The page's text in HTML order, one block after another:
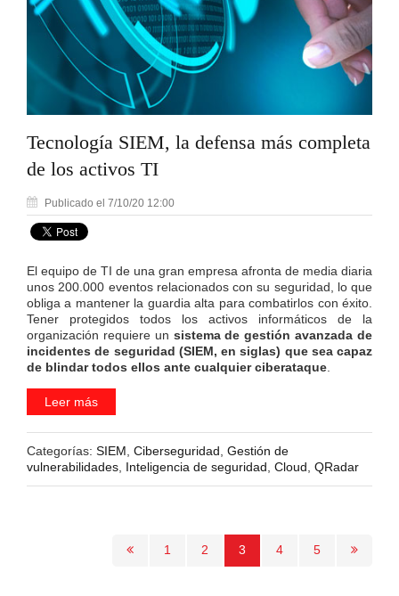
Tecnología SIEM, la defensa más completa
de los activos TI
Publicado el 7/10/20 12:00
El equipo de TI de una gran empresa afronta de media diaria
unos 200.000 eventos relacionados con su seguridad, lo que
obliga a mantener la guardia alta para combatirlos con éxito.
Tener protegidos todos los activos informáticos de la
organización requiere un sistema de gestión avanzada de
incidentes de seguridad (SIEM, en siglas) que sea capaz
de blindar todos ellos ante cualquier ciberataque
Leer más
Categorías: SIEM Ciberseguridad Gestión de
vulnerabilidades Inteligencia de seguridad Cloud QRadar
1 2 3 4 5